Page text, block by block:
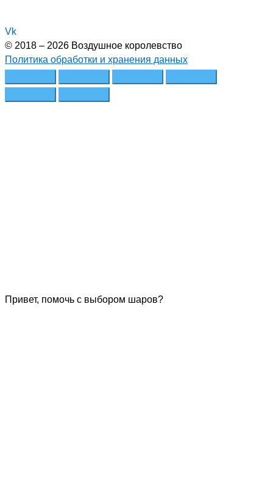
Vk
© 2018 – 2026 Воздушное королевство
Политика обработки и хранения данных
Привет, помочь с выбором шаров?